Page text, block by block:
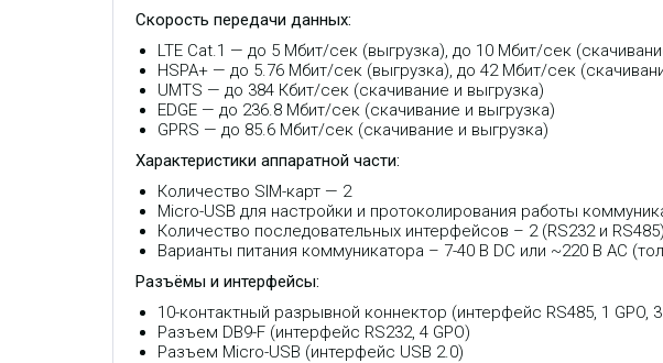
Скорость передачи данных:
LTE Cat.1 — до 5 Мбит/сек (выгрузка), до 10 Мбит/сек
HSPA+ — до 5.76 Мбит/сек (выгрузка), до 42 Мбит/сек
UMTS — до 384 Кбит/сек (скачивание и выгрузка)
EDGE — до 236.8 Мбит/сек (скачивание и выгрузка)
GPRS — до 85.6 Мбит/сек (скачивание и выгрузка)
Характеристики аппаратной части:
Количество SIM-карт — 2
Micro-USB для настройки и протоколирования работы
Количество последовательных интерфейсов – 2 (RS232 и RS485)
Варианты питания коммуникатора – 7-40 В DC или ~220 В AC
Разъёмы и интерфейсы:
10-контактный разрывной коннектор (интерфейс RS485, 1 GPO,
Разъем DB9-F (интерфейс RS232, 4 GPO)
Разъем Micro-USB (интерфейс USB 2.0)